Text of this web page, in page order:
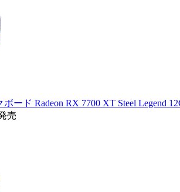
ード Radeon RX 7700 XT Steel Legend
売